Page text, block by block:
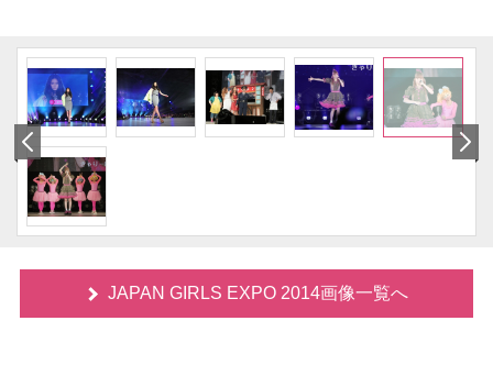
JAPAN GIRLS EXPO 2014画像一覧へ